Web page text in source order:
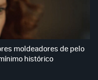
moldeadores de pelo
histórico